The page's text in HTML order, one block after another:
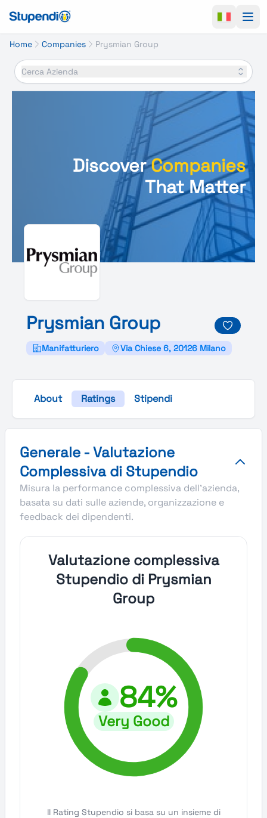
Home Companies Prysmian Group
Cerca Azienda
DiscoverCompanies
That Matter
Prysmian Group
Manifatturiero Via Chiese 6, 20126 Milano
About Ratings Stipendi
Generale - Valutazione
Complessiva di Stupendio
Misura la performance complessiva dell'azienda,
basata su dati sulle aziende, organizzazione e
feedback dei dipendenti.
Valutazione complessiva
Stupendio di Prysmian
Group
84%
Very Good
Il Rating Stupendio si basa su un insieme di